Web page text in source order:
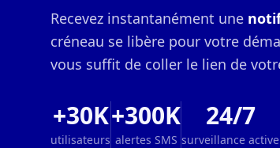
Recevez instantanément une
créneau se libère pour votre
vous suffit de coller le lien de
+30K
utilisateurs
+300K
alertes SMS
24/7
surveillance active